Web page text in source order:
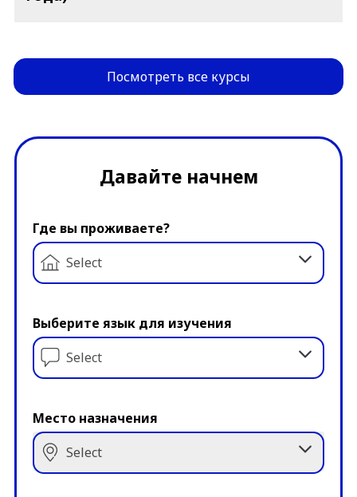
Посмотреть все курсы
Давайте начнем
Где вы проживаете?
Select
Выберите язык для изучения
Select
Место назначения
Select